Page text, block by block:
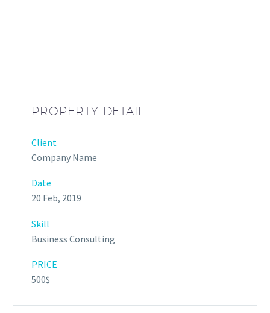
PROPERTY DETAIL
Client
Company Name
Date
20 Feb, 2019
Skill
Business Consulting
PRICE
500$